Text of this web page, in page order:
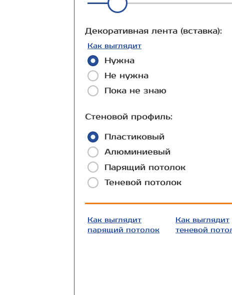
Декоративная лента (вставка):
Как выглядит
Нужна
Не нужна
Пока не знаю
Стеновой профиль:
Пластиковый
Алюминиевый
Парящий потолок
Теневой потолок
Как выглядит
парящий потолок
Как выглядит
теневой